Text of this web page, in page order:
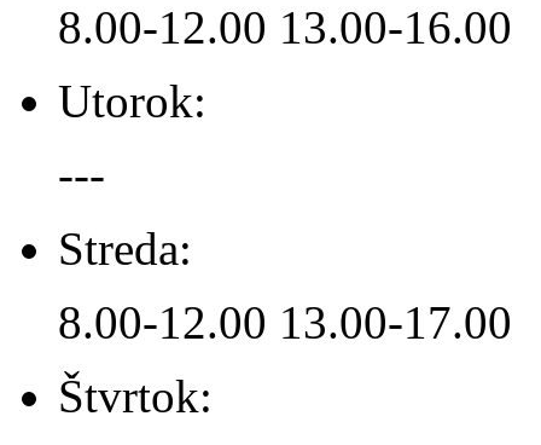
8.00-12.00 13.00-16.00
Utorok:
---
Streda:
8.00-12.00 13.00-17.00
Štvrtok: